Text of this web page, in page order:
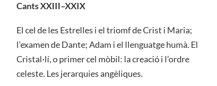
Cants XXIII–XXIX
El cel de les Estrelles i el triomf de Crist i Maria;
l’examen de Dante; Adam i el llenguatge humà. El
Cristal·lí, o primer cel mòbil: la creació i l’ordre
celeste. Les jerarquies angèliques.